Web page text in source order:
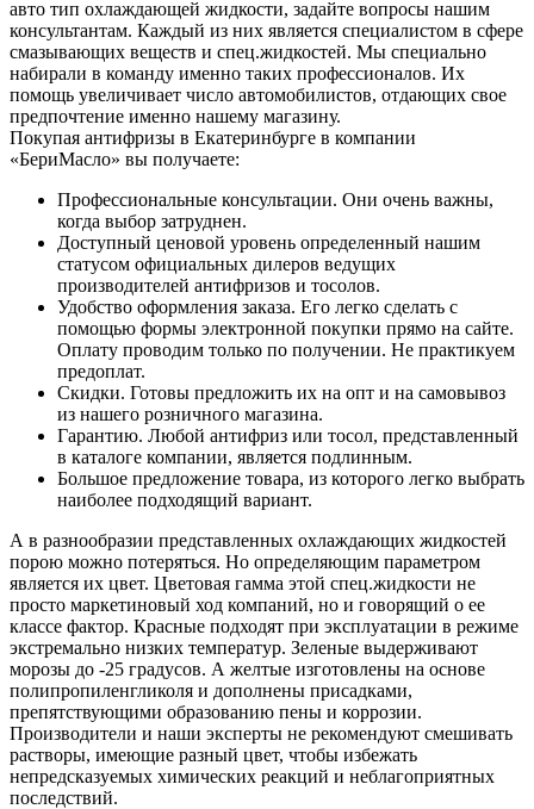
авто тип охлаждающей жидкости, задайте вопросы нашим
консультантам. Каждый из них является специалистом в сфере
смазывающих веществ и спец.жидкостей. Мы специально
набирали в команду именно таких профессионалов. Их
помощь увеличивает число автомобилистов, отдающих свое
предпочтение именно нашему магазину.
Покупая антифризы в Екатеринбурге в компании
«БериМасло» вы получаете:
Профессиональные консультации. Они очень важны,
когда выбор затруднен.
Доступный ценовой уровень определенный нашим
статусом официальных дилеров ведущих
производителей антифризов и тосолов.
Удобство оформления заказа. Его легко сделать с
помощью формы электронной покупки прямо на сайте.
Оплату проводим только по получении. Не практикуем
предоплат.
Скидки. Готовы предложить их на опт и на самовывоз
из нашего розничного магазина.
Гарантию. Любой антифриз или тосол, представленный
в каталоге компании, является подлинным.
Большое предложение товара, из которого легко выбрать
наиболее подходящий вариант.
А в разнообразии представленных охлаждающих жидкостей
порою можно потеряться. Но определяющим параметром
является их цвет. Цветовая гамма этой спец.жидкости не
просто маркетиновый ход компаний, но и говорящий о ее
классе фактор. Красные подходят при эксплуатации в режиме
экстремально низких температур. Зеленые выдерживают
морозы до -25 градусов. А желтые изготовлены на основе
полипропиленгликоля и дополнены присадками,
препятствующими образованию пены и коррозии.
Производители и наши эксперты не рекомендуют смешивать
растворы, имеющие разный цвет, чтобы избежать
непредсказуемых химических реакций и неблагоприятных
последствий.